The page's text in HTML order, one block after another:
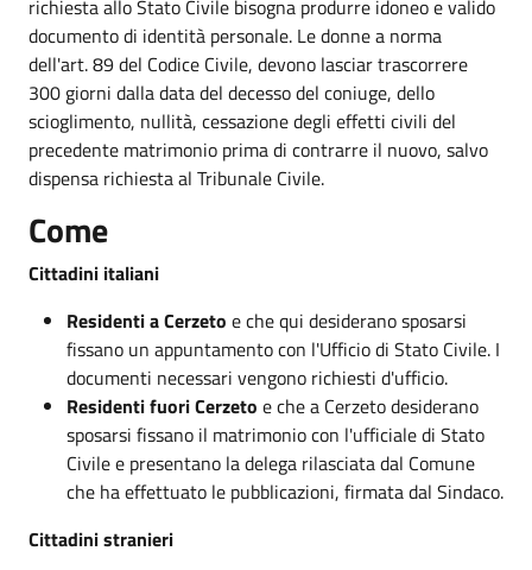
richiesta allo Stato Civile bisogna produrre idoneo e valido
documento di identità personale. Le donne a norma
dell'art. 89 del Codice Civile, devono lasciar trascorrere
300 giorni dalla data del decesso del coniuge, dello
scioglimento, nullità, cessazione degli effetti civili del
precedente matrimonio prima di contrarre il nuovo, salvo
dispensa richiesta al Tribunale Civile.
Come
Cittadini italiani
Residenti a Cerzeto e che qui desiderano sposarsi
fissano un appuntamento con l'Ufficio di Stato Civile. I
documenti necessari vengono richiesti d'ufficio.
Residenti fuori Cerzeto e che a Cerzeto desiderano
sposarsi fissano il matrimonio con l'ufficiale di Stato
Civile e presentano la delega rilasciata dal Comune
che ha effettuato le pubblicazioni, firmata dal Sindaco.
Cittadini stranieri